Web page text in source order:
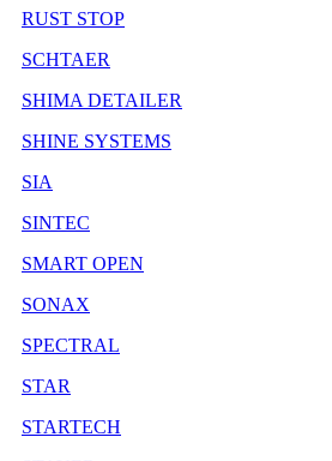
RUST STOP
SCHTAER
SHIMA DETAILER
SHINE SYSTEMS
SIA
SINTEC
SMART OPEN
SONAX
SPECTRAL
STAR
STARTECH